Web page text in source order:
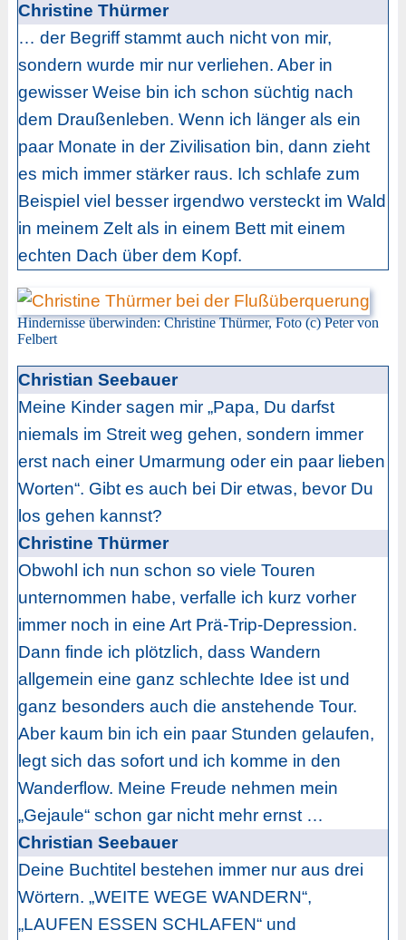
Christine Thürmer
… der Begriff stammt auch nicht von mir,
sondern wurde mir nur verliehen. Aber in
gewisser Weise bin ich schon süchtig nach
dem Draußenleben. Wenn ich länger als ein
paar Monate in der Zivilisation bin, dann zieht
es mich immer stärker raus. Ich schlafe zum
Beispiel viel besser irgendwo versteckt im Wald
in meinem Zelt als in einem Bett mit einem
echten Dach über dem Kopf.
Hindernisse überwinden: Christine Thürmer, Foto (c) Peter von
Felbert
Christian Seebauer
Meine Kinder sagen mir „Papa, Du darfst
niemals im Streit weg gehen, sondern immer
erst nach einer Umarmung oder ein paar lieben
Worten“. Gibt es auch bei Dir etwas, bevor Du
los gehen kannst?
Christine Thürmer
Obwohl ich nun schon so viele Touren
unternommen habe, verfalle ich kurz vorher
immer noch in eine Art Prä-Trip-Depression.
Dann finde ich plötzlich, dass Wandern
allgemein eine ganz schlechte Idee ist und
ganz besonders auch die anstehende Tour.
Aber kaum bin ich ein paar Stunden gelaufen,
legt sich das sofort und ich komme in den
Wanderflow. Meine Freude nehmen mein
„Gejaule“ schon gar nicht mehr ernst …
Christian Seebauer
Deine Buchtitel bestehen immer nur aus drei
Wörtern. „WEITE WEGE WANDERN“,
„LAUFEN ESSEN SCHLAFEN“ und